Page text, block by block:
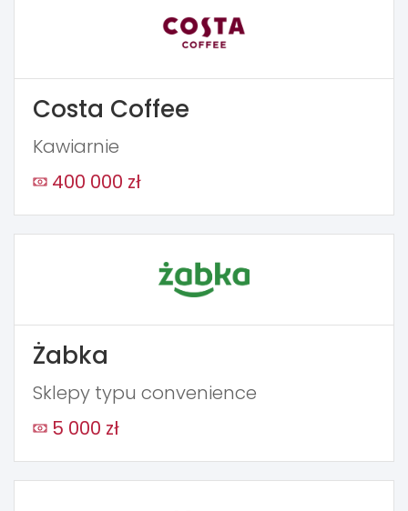
Costa Coffee
Kawiarnie
400 000 zł
Żabka
Sklepy typu convenience
5 000 zł